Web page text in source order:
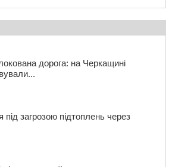
дорога: на Черкащині
загрозою підтоплень через